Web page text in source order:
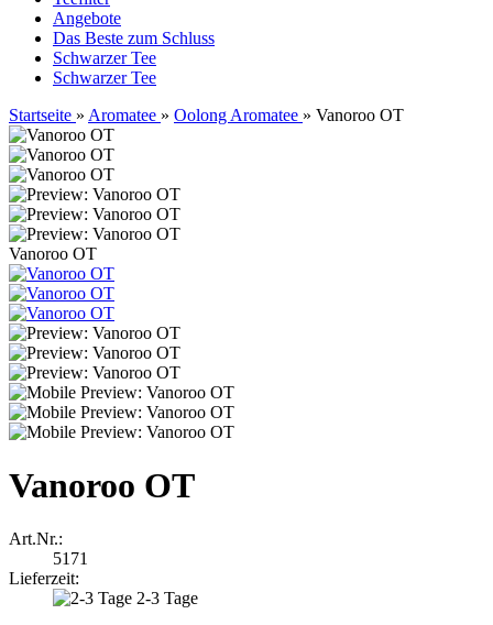
Angebote
Das Beste zum Schluss
Schwarzer Tee
Schwarzer Tee
Startseite » Aromatee » Oolong Aromatee » Vanoroo OT
Vanoroo OT
Vanoroo OT
Art.Nr.:
5171
Lieferzeit:
2-3 Tage